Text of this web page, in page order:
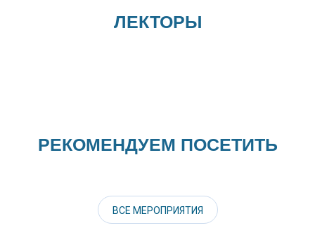
ЛЕКТОРЫ
РЕКОМЕНДУЕМ ПОСЕТИТЬ
ВСЕ МЕРОПРИЯТИЯ